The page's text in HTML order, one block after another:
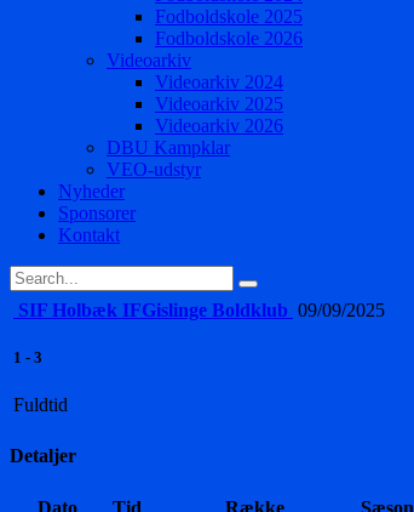
Fodboldskole 2025
Fodboldskole 2026
Videoarkiv
Videoarkiv 2024
Videoarkiv 2025
Videoarkiv 2026
DBU Kampklar
VEO-udstyr
Nyheder
Sponsorer
Kontakt
SIF Holbæk IFGislinge Boldklub 09/09/2025
1 - 3
Fuldtid
Detaljer
Dato Tid Række
Sæson